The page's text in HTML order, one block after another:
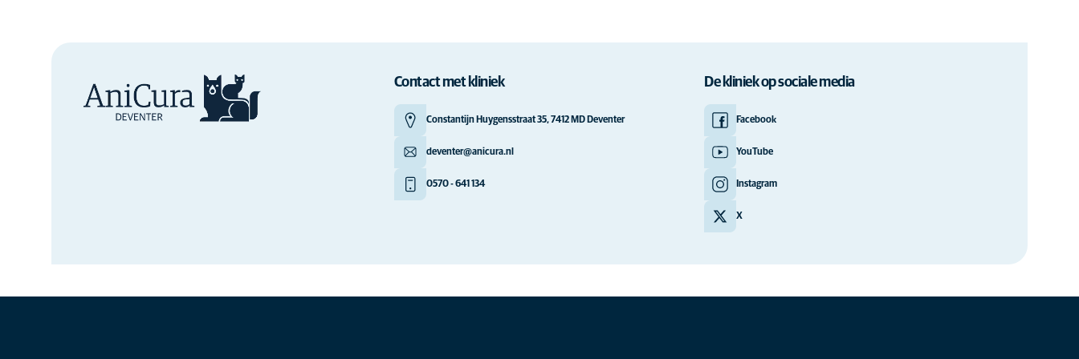
Contact met kliniek
Constantijn Huygensstraat 35, 7412 MD Deventer
deventer@anicura.nl
0570 - 641 134
De kliniek op sociale media
Facebook
YouTube
Instagram
X